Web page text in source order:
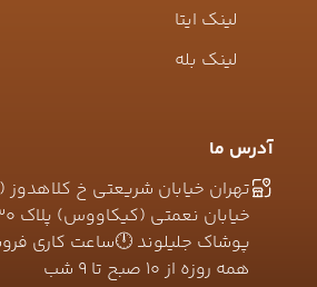
لینک ایتا
لینک بله
آدرس ما
تهران خیابان شریعتی خ
پوشاک جلیلوند 🕛ساعت کاری
همه روزه از ۱۰ صبح تا ۹ شب